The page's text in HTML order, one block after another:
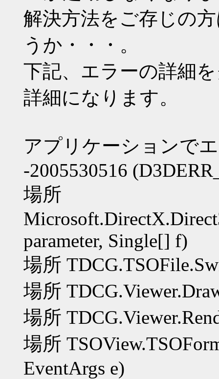
解決方法をご存じの
うか・・・。
下記、エラーの詳細
詳細になります。
アプリケーションで
-2005530516
場所
parameter, Single[] f)
場所
場所
場所
場所
EventArgs e)